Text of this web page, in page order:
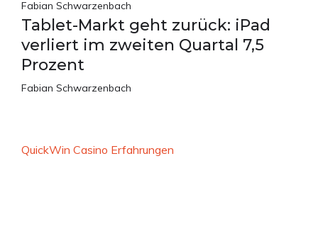
Fabian Schwarzenbach
Tablet-Markt geht zurück: iPad
verliert im zweiten Quartal 7,5
Prozent
Fabian Schwarzenbach
QuickWin Casino Erfahrungen